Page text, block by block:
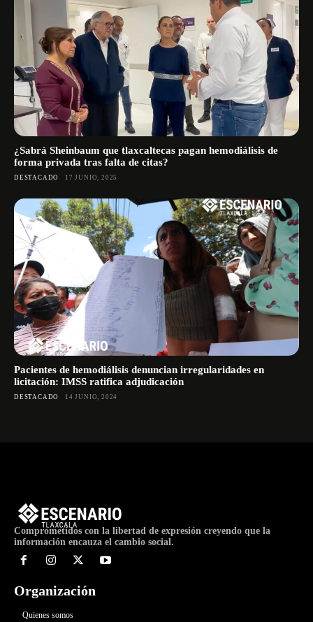
¿Sabrá Sheinbaum que tlaxcaltecas pagan hemodiálisis de
forma privada tras falta de citas?
DESTACADO 17 JUNIO, 2025
Pacientes de hemodiálisis denuncian irregularidades en
licitación: IMSS ratifica adjudicación
DESTACADO 14 JUNIO, 2024
Comprometidos con la libertad de expresión creyendo que la
información encauza el cambio social.
Organización
Quienes somos